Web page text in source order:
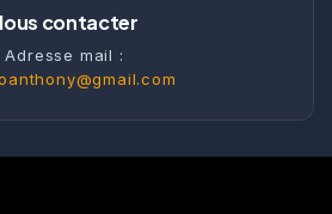
contacter
Adresse mail :